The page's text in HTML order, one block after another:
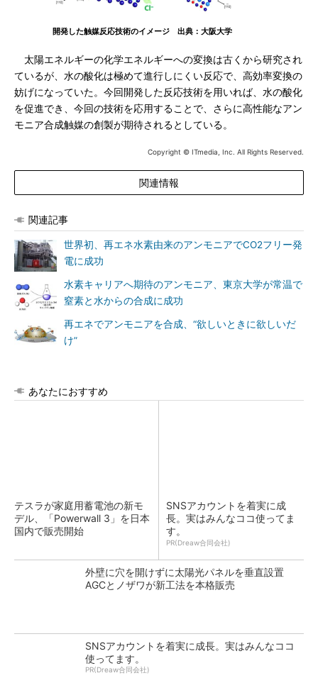
開発した触媒反応技術のイメージ 出典：大阪大学
太陽エネルギーの化学エネルギーへの変換は古くから研究され
ているが、水の酸化は極めて進行しにくい反応で、高効率変換の
妨げになっていた。今回開発した反応技術を用いれば、水の酸化
を促進でき、今回の技術を応用することで、さらに高性能なアン
モニア合成触媒の創製が期待されるとしている。
Copyright © ITmedia, Inc. All Rights Reserved.
関連情報
関連記事
世界初、再エネ水素由来のアンモニアでCO2フリー発
電に成功
水素キャリアへ期待のアンモニア、東京大学が常温で
窒素と水からの合成に成功
再エネでアンモニアを合成、“欲しいときに欲しいだ
け”
あなたにおすすめ
テスラが家庭用蓄電池の新モ
デル、「Powerwall 3」を日本
国内で販売開始
SNSアカウントを着実に成
長。実はみんなココ使ってま
す。
PR(Dreaw合同会社)
外壁に穴を開けずに太陽光パネルを垂直設置
AGCとノザワが新工法を本格販売
SNSアカウントを着実に成長。実はみんなココ
使ってます。
PR(Dreaw合同会社)